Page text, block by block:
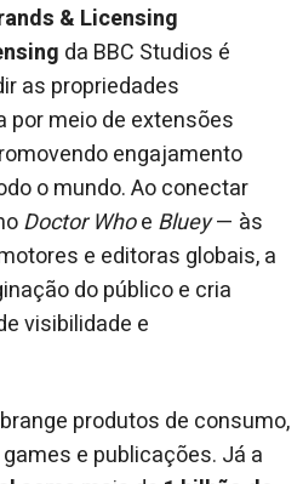
& Licensing
da BBC Studios é
as propriedades
por meio de extensões
engajamento
o mundo. Ao conectar
Doctor Whoe Bluey— às
e editoras globais, a
do público e cria
visibilidade e
produtos de consumo,
e publicações. Já a